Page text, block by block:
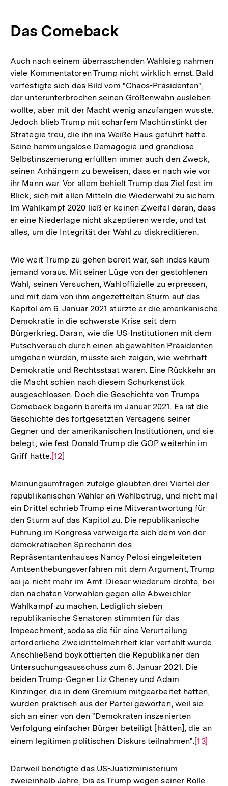
Das Comeback
Auch nach seinem überraschenden Wahlsieg nahmen
viele Kommentatoren Trump nicht wirklich ernst. Bald
verfestigte sich das Bild vom "Chaos-Präsidenten",
der unterunterbrochen seinen Größenwahn ausleben
wollte, aber mit der Macht wenig anzufangen wusste.
Jedoch blieb Trump mit scharfem Machtinstinkt der
Strategie treu, die ihn ins Weiße Haus geführt hatte.
Seine hemmungslose Demagogie und grandiose
Selbstinszenierung erfüllten immer auch den Zweck,
seinen Anhängern zu beweisen, dass er nach wie vor
ihr Mann war. Vor allem behielt Trump das Ziel fest im
Blick, sich mit allen Mitteln die Wiederwahl zu sichern.
Im Wahlkampf 2020 ließ er keinen Zweifel daran, dass
er eine Niederlage nicht akzeptieren werde, und tat
alles, um die Integrität der Wahl zu diskreditieren.
Wie weit Trump zu gehen bereit war, sah indes kaum
jemand voraus. Mit seiner Lüge von der gestohlenen
Wahl, seinen Versuchen, Wahloffizielle zu erpressen,
und mit dem von ihm angezettelten Sturm auf das
Kapitol am 6. Januar 2021 stürzte er die amerikanische
Demokratie in die schwerste Krise seit dem
Bürgerkrieg. Daran, wie die US-Institutionen mit dem
Putschversuch durch einen abgewählten Präsidenten
umgehen würden, musste sich zeigen, wie wehrhaft
Demokratie und Rechtsstaat waren. Eine Rückkehr an
die Macht schien nach diesem Schurkenstück
ausgeschlossen. Doch die Geschichte von Trumps
Comeback begann bereits im Januar 2021. Es ist die
Geschichte des fortgesetzten Versagens seiner
Gegner und der amerikanischen Institutionen, und sie
belegt, wie fest Donald Trump die GOP weiterhin im
Griff hatte.Zur
der
Fußnote
[12]
Meinungsumfragen zufolge glaubten drei Viertel der
republikanischen Wähler an Wahlbetrug, und nicht mal
ein Drittel schrieb Trump eine Mitverantwortung für
den Sturm auf das Kapitol zu. Die republikanische
Führung im Kongress verweigerte sich dem von der
demokratischen Sprecherin des
Repräsentantenhauses Nancy Pelosi eingeleiteten
Amtsenthebungsverfahren mit dem Argument, Trump
sei ja nicht mehr im Amt. Dieser wiederum drohte, bei
den nächsten Vorwahlen gegen alle Abweichler
Wahlkampf zu machen. Lediglich sieben
republikanische Senatoren stimmten für das
Impeachment, sodass die für eine Verurteilung
erforderliche Zweidrittelmehrheit klar verfehlt wurde.
Anschließend boykottierten die Republikaner den
Untersuchungsausschuss zum 6. Januar 2021. Die
beiden Trump-Gegner Liz Cheney und Adam
Kinzinger, die in dem Gremium mitgearbeitet hatten,
wurden praktisch aus der Partei geworfen, weil sie
sich an einer von den "Demokraten inszenierten
Verfolgung einfacher Bürger beteiligt [hätten], die an
einem legitimen politischen Diskurs teilnahmen".Zur
Fußnote
[13]
Derweil benötigte das US-Justizministerium
zweieinhalb Jahre, bis es Trump wegen seiner Rolle